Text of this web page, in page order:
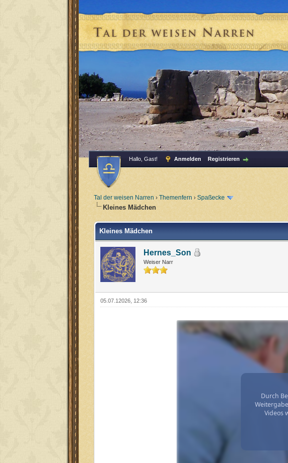
Hallo, Gast! Anmelden Registrieren
Tal der weisen Narren › Themenfern › Spaßecke
Kleines Mädchen
Kleines Mädchen
Hernes_Son
Weiser Narr
05.07.12026, 12:36
Durch
Videos